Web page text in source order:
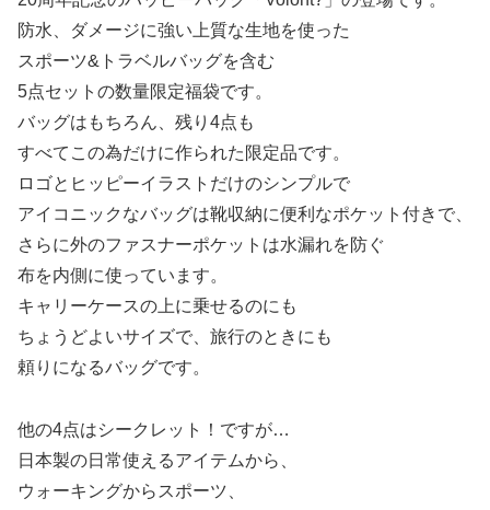
防水、ダメージに強い上質な生地を使った
スポーツ&トラベルバッグを含む
5点セットの数量限定福袋です。
バッグはもちろん、残り4点も
すべてこの為だけに作られた限定品です。
ロゴとヒッピーイラストだけのシンプルで
アイコニックなバッグは靴収納に便利なポケット付きで、
さらに外のファスナーポケットは水漏れを防ぐ
布を内側に使っています。
キャリーケースの上に乗せるのにも
ちょうどよいサイズで、旅行のときにも
頼りになるバッグです。
他の4点はシークレット！ですが…
日本製の日常使えるアイテムから、
ウォーキングからスポーツ、